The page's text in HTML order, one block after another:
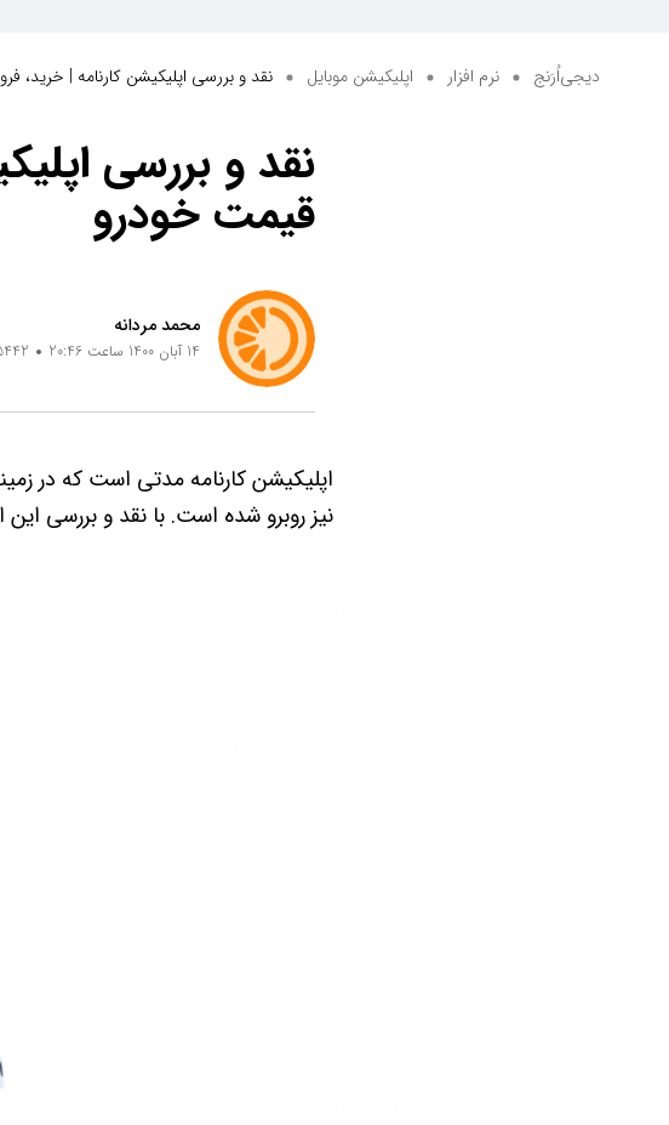
دیجی‌اُرَنج نرم افزار اپلیکیشن موبایل نقد و بررسی اپلیکیشن کارنامه | خرید،
نقد و بررسی
قیمت خودرو
محمد مردانه
14 آبان 1400 ساعت 20:46 5442
اپلیکیشن کارنامه مدتی است که در
نیز روبرو شده است. با نقد و بررسی